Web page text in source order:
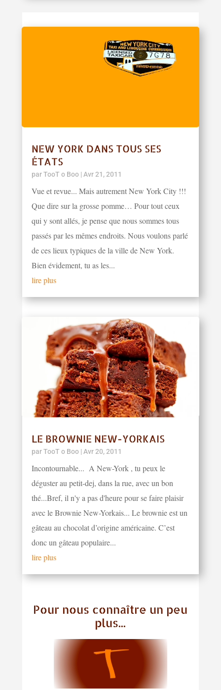
NEW YORK DANS TOUS SES
ÉTATS
parTooT o Boo| Avr 21, 2011
Vue et revue... Mais autrement New York City !!!
Que dire sur la grosse pomme… Pour tout ceux
qui y sont allés, je pense que nous sommes tous
passés par les mêmes endroits. Nous voulons parlé
de ces lieux typiques de la ville de New York.
Bien évidement, tu as les...
lire plus
LE BROWNIE NEW-YORKAIS
parTooT o Boo| Avr 20, 2011
Incontournable... A New-York , tu peux le
déguster au petit-dej, dans la rue, avec un bon
thé...Bref, il n'y a pas d'heure pour se faire plaisir
avec le Brownie New-Yorkais... Le brownie est un
gâteau au chocolat d’origine américaine. C’est
donc un gâteau populaire...
lire plus
Pour nous connaître un peu
plus...